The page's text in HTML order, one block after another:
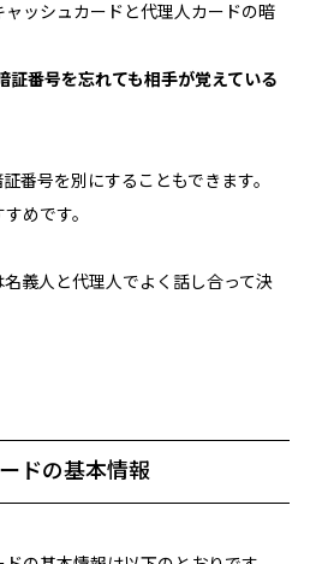
ッシュカードと代理人カードの暗
証番号を忘れても相手が覚えている
番号を別にすることもできます。
めです。
義人と代理人でよく話し合って決
ドの基本情報